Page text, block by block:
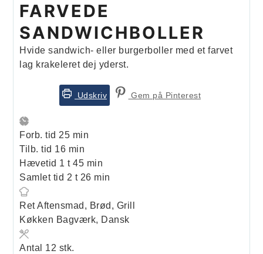
FARVEDE
SANDWICHBOLLER
Hvide sandwich- eller burgerboller med et farvet
lag krakeleret dej yderst.
Udskriv Gem på Pinterest
Forb. tid 25minutter
min
Tilb. tid 16minutter
min
Hævetid 1 time
t 45minutter
min
Samlet tid 2 timer
t 26minutter
min
RetAftensmad, Brød, Grill
Køkken Bagværk, Dansk
Antal 12 stk.